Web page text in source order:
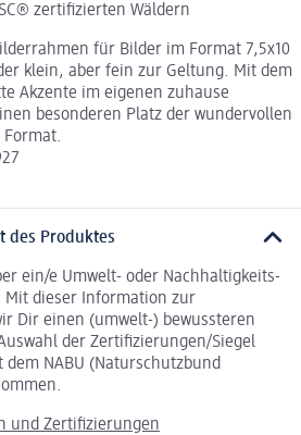
zertifizierten Wäldern
für Bilder im Format 7,5x10
klein, aber fein zur Geltung. Mit dem
Akzente im eigenen zuhause
besonderen Platz der wundervollen
des Produktes
ein/e Umwelt- oder Nachhaltigkeits-
Mit dieser Information zur
Dir einen (umwelt-) bewussteren
der Zertifizierungen/Siegel
NABU (Naturschutzbund
und Zertifizierungen